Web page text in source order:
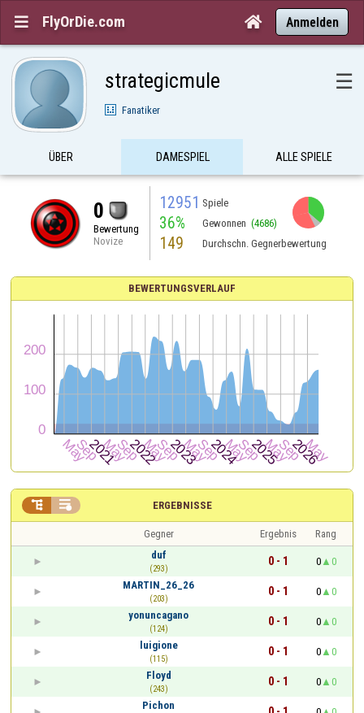
 FlyOrDie.com  Anmelden
strategicmule ☰
Fanatiker
ÜBER DAMESPIEL ALLE SPIELE
0
Bewertung
Novize
12951 Spiele
36% Gewonnen (4686)
149 Durchschn. Gegnerbewertung
BEWERTUNGSVERLAUF
ERGEBNISSE
 
Gegner Ergebnis
Rang
duf
(293)
0 - 1 0
0
MARTIN_26_26
(203)
0 - 1 0
0
yonuncagano
(124)
0 - 1 0
0
luigione
(115)
0 - 1 0
0
Floyd
(243)
0 - 1 0
0
Pichon